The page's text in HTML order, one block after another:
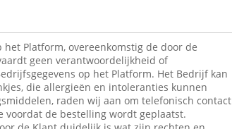
Platform, overeenkomstig de door de
geen verantwoordelijkheid of
op het Platform. Het Bedrijf kan
die allergieën en intoleranties kunnen
raden wij aan om telefonisch contact
de bestelling wordt geplaatst.